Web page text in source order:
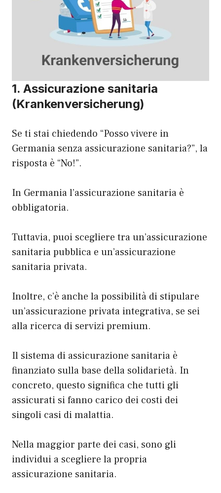
1. Assicurazione sanitaria
(Krankenversicherung)
Se ti stai chiedendo “Posso vivere in
Germania senza assicurazione sanitaria?”, la
risposta è “No!”.
In Germania l’assicurazione sanitaria è
obbligatoria.
Tuttavia, puoi scegliere tra un’assicurazione
sanitaria pubblica e un’assicurazione
sanitaria privata.
Inoltre, c’è anche la possibilità di stipulare
un’assicurazione privata integrativa, se sei
alla ricerca di servizi premium.
Il sistema di assicurazione sanitaria è
finanziato sulla base della solidarietà. In
concreto, questo significa che tutti gli
assicurati si fanno carico dei costi dei
singoli casi di malattia.
Nella maggior parte dei casi, sono gli
individui a scegliere la propria
assicurazione sanitaria.